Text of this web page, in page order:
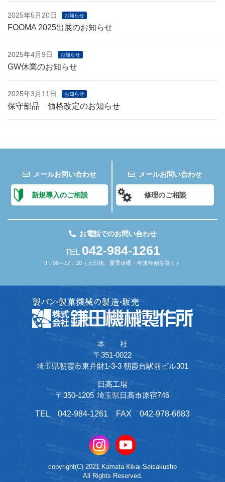
2025年5月20日 お知らせ
FOOMA 2025出展のお知らせ
2025年4月9日 お知らせ
GW休業のお知らせ
2025年3月11日 お知らせ
保守部品 価格改定のお知らせ
メールお問い合わせ
新規導入のご相談
メールお問い合わせ
修理のご相談
お電話でのお問い合わせ
TEL 042-984-1261
9：00～17：30（土日祝、夏季休暇・年末年始を除く）
本 社
〒351-0022
埼玉県朝霞市東弁財1-3-3 朝霞台駅前ビル301
日高工場
〒350-1205 埼玉県日高市原宿746
TEL 042-984-1261 FAX042-978-6683
copyright(C) 2021 Kamata Kikai Seisakusho
All Rights Reserved.